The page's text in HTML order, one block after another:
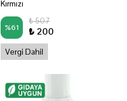
Kırmızı
%61
₺ 507
₺ 200
Vergi Dahil